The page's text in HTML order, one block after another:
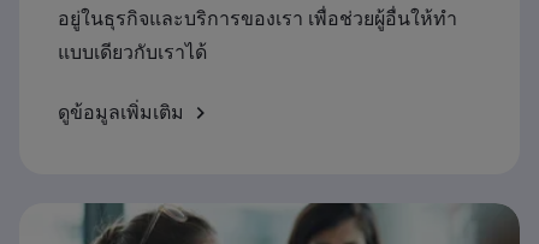
อยู่ในธุรกิจและบริการของเรา เพื่อช่วยผู้อื่นให้ทำ
แบบเดียวกับเราได้
ดูข้อมูลเพิ่มเติม